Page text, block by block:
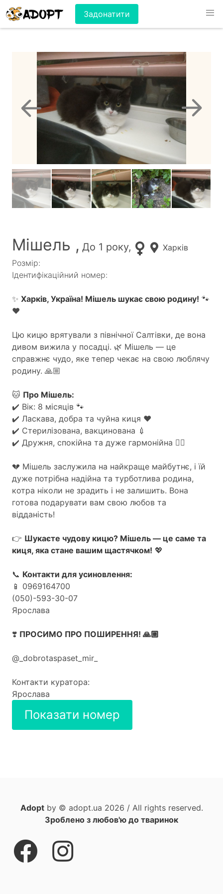
Задонатити
Мішель , До 1 року,
Харків
Розмір:
Ідентифікаційний номер:
✨ Харків, Україна! Мішель шукає свою родину! 🐾
❤️
Цю кицю врятували з північної Салтівки, де вона
дивом вижила у посадці. 🌿 Мішель — це
справжнє чудо, яке тепер чекає на свою люблячу
родину. 🙏🏼
🐱 Про Мішель:
✔️ Вік: 8 місяців 🐾
✔️ Ласкава, добра та чуйна киця ❤️
✔️ Стерилізована, вакцинована 💉
✔️ Дружня, спокійна та дуже гармонійна 🧘‍♀️
💔 Мішель заслужила на найкраще майбутнє, і їй
дуже потрібна надійна та турботлива родина,
котра ніколи не зрадить і не залишить. Вона
готова подарувати вам свою любов та
відданість!
👉 Шукаєте чудову кицю? Мішель — це саме та
киця, яка стане вашим щастячком! 💖
📞 Контакти для усиновлення:
📱 0969164700
(050)-593-30-07
Ярослава
❣️ ПРОСИМО ПРО ПОШИРЕННЯ! 🙏🏼
@_dobrotaspaset_mir_
Контакти куратора:
Ярослава
Показати номер
Adoptby © adopt.ua 2026 / All rights reserved.
Зроблено з любов'ю до тваринок